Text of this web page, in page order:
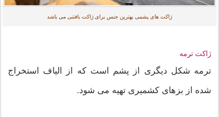
ژاکت های پشمی بهترین جنس برای ژاکت بافتنی می باشد
ژاکت ترمه
ترمه شکل دیگری از پشم است که از الیاف استخراج
شده از بزهای کشمیری تهیه می شود.